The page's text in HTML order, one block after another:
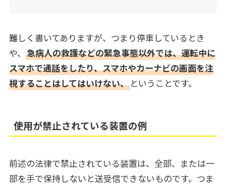
難しく書いてありますが、つまり停車しているとき
や、 急病人の救護などの緊急事態以外では、運転中に
スマホで通話をしたり、スマホやカーナビの画面を注
視することはしてはいけない、ということです。
使用が禁止されている装置の例
前述の法律で禁止されている装置は、全部、または一
部を手で保持しないと送受信できないものです。つま